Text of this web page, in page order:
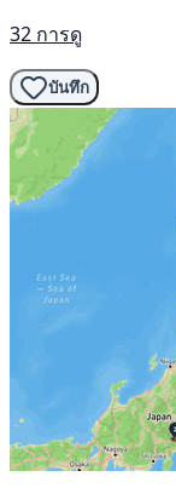
32 การดู
บันทึก